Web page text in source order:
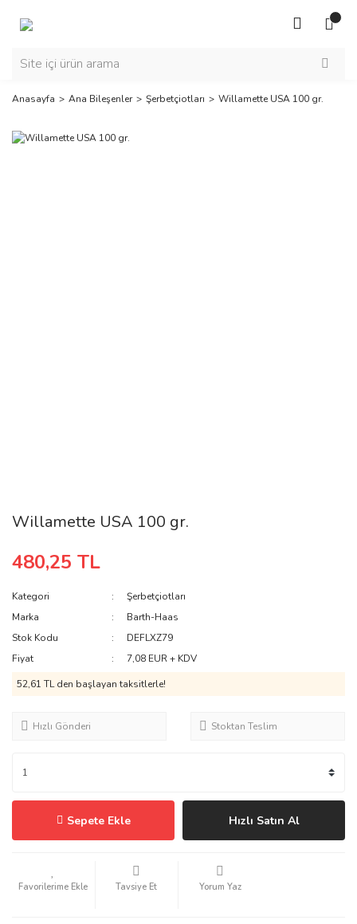
Anasayfa Ana Bileşenler Şerbetçiotları Willamette USA 100 gr.
Willamette USA 100 gr.
480,25 TL
Kategori
Şerbetçiotları
Marka
Barth-Haas
Stok Kodu
DEFLXZ79
Fiyat
7,08 EUR + KDV
52,61 TL den başlayan taksitlerle!
Hızlı Gönderi Stoktan Teslim
Sepete Ekle Hızlı Satın Al
Tavsiye Et Yorum Yaz